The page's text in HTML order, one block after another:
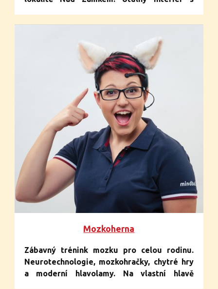
doplňují atrakce zábavního parku.
Mozkoherna
Zábavný trénink mozku pro celou rodinu.
Neurotechnologie, mozkohračky, chytré hry
a moderní hlavolamy. Na vlastní hlavě